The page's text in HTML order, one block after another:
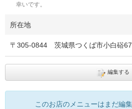
幸いです。
所在地
〒 305-0844 茨城県つくば市小白硲
編集する
このお店のメニューはまだ編